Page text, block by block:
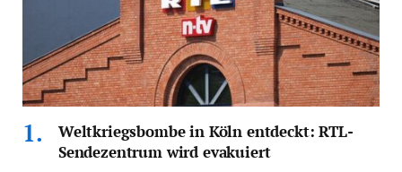
Weltkriegsbombe in Köln entdeckt: RTL-
Sendezentrum wird evakuiert